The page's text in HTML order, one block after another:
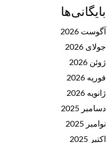
بایگانی‌ها
آگوست 2026
جولای 2026
ژوئن 2026
فوریه 2026
ژانویه 2026
دسامبر 2025
نوامبر 2025
اکتبر 2025